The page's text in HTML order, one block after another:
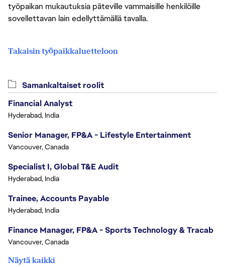
työpaikan mukautuksia päteville vammaisille henkilöille
sovellettavan lain edellyttämällä tavalla.
Takaisin työpaikkaluetteloon
Samankaltaiset roolit
Financial Analyst
Hyderabad, India
Senior Manager, FP&A - Lifestyle Entertainment
Vancouver, Canada
Specialist I, Global T&E Audit
Hyderabad, India
Trainee, Accounts Payable
Hyderabad, India
Finance Manager, FP&A - Sports Technology & Tracab
Vancouver, Canada
Näytä kaikki